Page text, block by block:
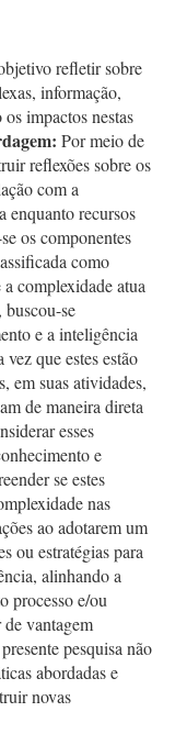
refletir sobre
informação,
impactos nestas
Por meio de
reflexões sobre os
com a
enquanto recursos
os componentes
como
complexidade atua
se
e a inteligência
que estes estão
em suas atividades,
de maneira direta
esses
e
se estes
nas
ao adotarem um
ou estratégias para
alinhando a
processo e/ou
de vantagem
pesquisa não
abordadas e
novas